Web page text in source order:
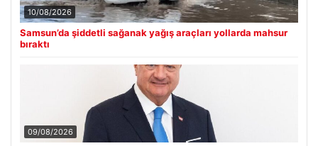
10/08/2026
Samsun’da şiddetli sağanak yağış araçları yollarda mahsur
bıraktı
09/08/2026